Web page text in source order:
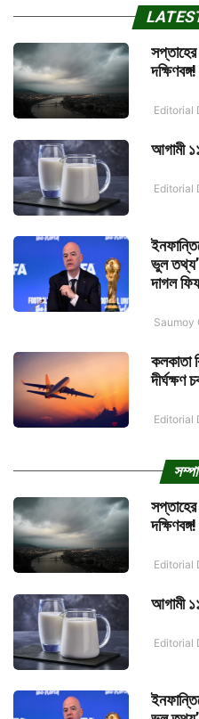
Editorial
আগামী
Editorial
ভুল
দাগল
Saumoy
কলকাতা
Editorial
Editorial
আগামী
Editorial